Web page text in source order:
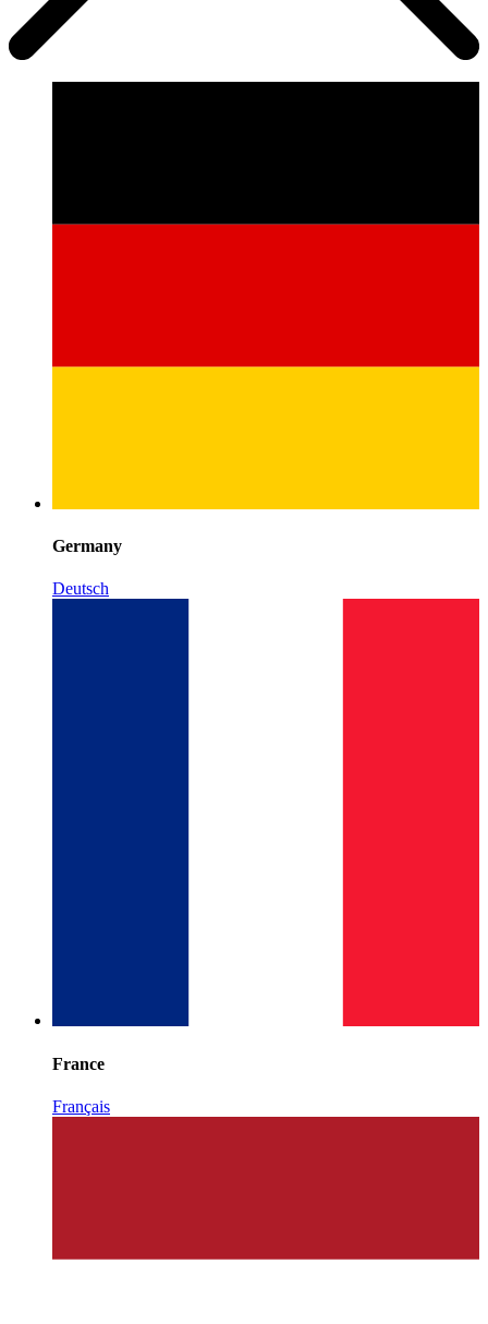
Germany
Deutsch
France
Français